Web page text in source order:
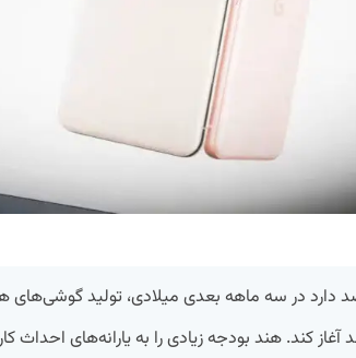
دارد در سه ماهه بعدی میلادی، تولید گوشی‌های
آغاز کند. هند بودجه زیادی را به یارانه‌های احداث